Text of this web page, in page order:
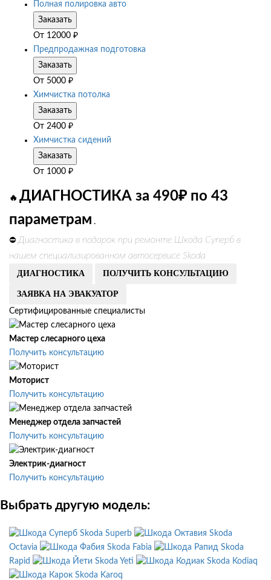
Полная полировка авто
Заказать
От 12000 ₽
Предпродажная подготовка
Заказать
От 5000 ₽
Химчистка потолка
Заказать
От 2400 ₽
Химчистка сидений
Заказать
От 1000 ₽
🔥 ДИАГНОСТИКА за 490₽ по 43
параметрам .
⛔ Диагностика в подарок при ремонте Шкода Суперб в
нашем специализированном автосервисе Skoda
ДИАГНОСТИКА ПОЛУЧИТЬ КОНСУЛЬТАЦИЮ
ЗАЯВКА НА ЭВАКУАТОР
Сертифицированные специалисты
Мастер слесарного цеха
Получить консультацию
Моторист
Получить консультацию
Менеджер отдела запчастей
Получить консультацию
Электрик-диагност
Получить консультацию
Выбрать другую модель:
Skoda Superb
Skoda
Octavia
Skoda Fabia
Skoda
Rapid
Skoda Yeti
Skoda Kodiaq
Skoda Karoq